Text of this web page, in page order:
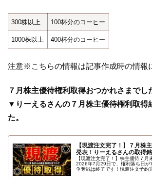
300株以上 100杯分のコーヒー
1000株以上 400杯分のコーヒー
注意※こちらの情報は記事作成時の情報
７月株主優待権利取得おつかれさまでし
▼りーえるさんの７月株主優待権利取得
た。
【現渡注文完了！】７月株
発表！りーえるさんの取得
【現渡注文完了！】株主優待７
2026年7月29日で、権利落ち日が
争奪戦は終了です！現渡注文予約